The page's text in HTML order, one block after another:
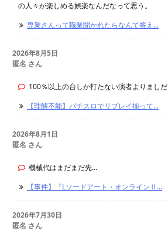
の人々が楽しめる娯楽なんだなって思う。
専業さんって職業聞かれたらなんて答え...
2026年8月5日
匿名 さん
100％以上の台しか打たない演者よりましだ
【理解不能】パチスロでリプレイ揃って...
2026年8月1日
匿名 さん
機械代はまだまだ先...
【事件】『Lソードアート・オンラインⅡ...
2026年7月30日
匿名 さん